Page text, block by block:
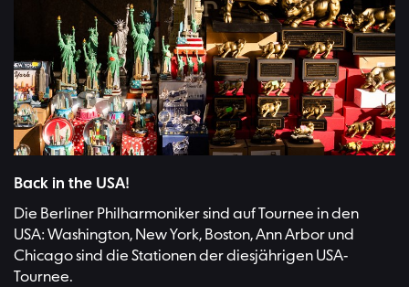
Back in the USA!
Die Berliner Philharmoniker sind auf Tournee in den
USA: Washington, New York, Boston, Ann Arbor und
Chicago sind die Stationen der diesjährigen USA-
Tournee.